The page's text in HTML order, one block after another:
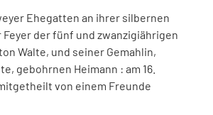
Ehegatten an ihrer silbernen
Feyer der fünf und zwanzigiährigen
Walte, und seiner Gemahlin,
gebohrnen Heimann : am 16.
von einem Freunde